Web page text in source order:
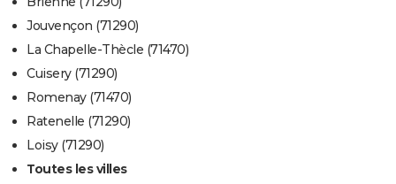
Jouvençon (71290)
La Chapelle-Thècle (71470)
Cuisery (71290)
Romenay (71470)
Ratenelle (71290)
Loisy (71290)
Toutes les villes